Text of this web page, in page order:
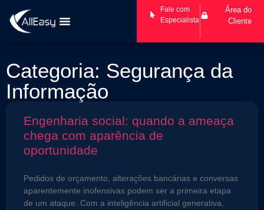
Fale com
Especialista
Área do
Cliente
Categoria: Segurança da
Informação
Engenharia social: quando a ameaça
chega com aparência de
oportunidade
Pedidos de orçamento, alterações bancárias e conversas
aparentemente inofensivas podem ser a primeira etapa
de um ataque. Com a inteligência artificial generativa,